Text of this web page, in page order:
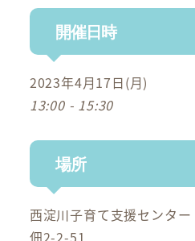
開催日時
2023年4月17日(月)
13:00 - 15:30
場所
西淀川子育て支援センター